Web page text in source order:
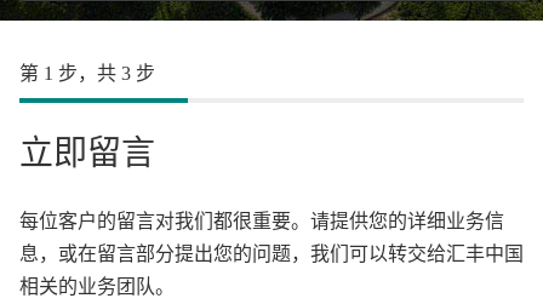
第 1 步，共 3 步
立即留言
每位客户的留言对我们都很重要。请提供您的详细业务信
息，或在留言部分提出您的问题，我们可以转交给汇丰中国
相关的业务团队。